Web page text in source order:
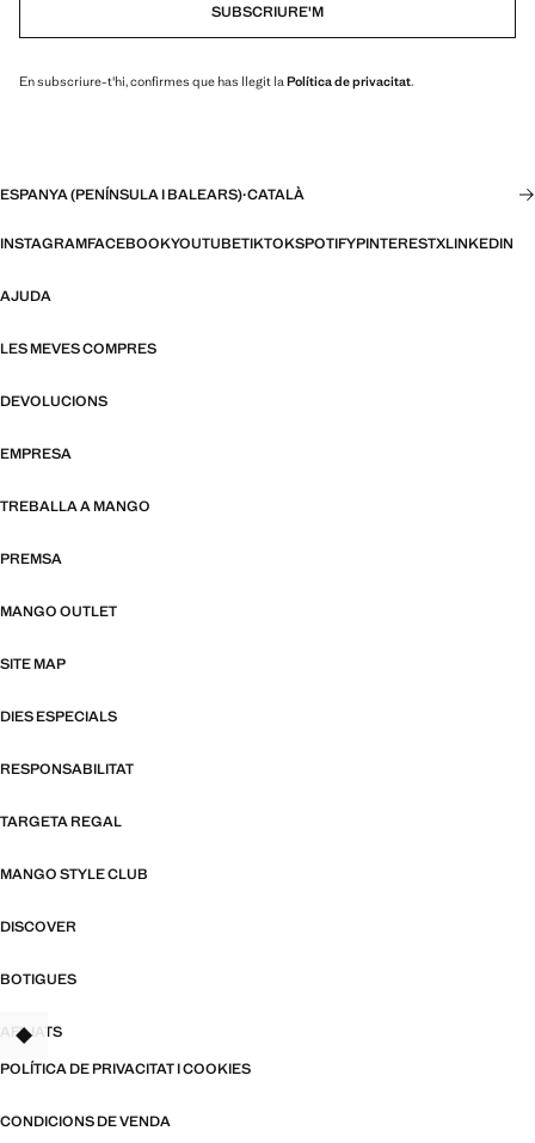
SUBSCRIURE'M
En subscriure-t'hi, confirmes que has llegit la Política de privacitat.
ESPANYA (PENÍNSULA I BALEARS)·CATALÀ
INSTAGRAMFACEBOOKYOUTUBETIKTOKSPOTIFYPINTERESTXLINKEDIN
AJUDA
LES MEVES COMPRES
DEVOLUCIONS
EMPRESA
TREBALLA A MANGO
PREMSA
MANGO OUTLET
SITE MAP
DIES ESPECIALS
RESPONSABILITAT
TARGETA REGAL
MANGO STYLE CLUB
DISCOVER
BOTIGUES
AFILIATS
POLÍTICA DE PRIVACITAT I COOKIES
CONDICIONS DE VENDA